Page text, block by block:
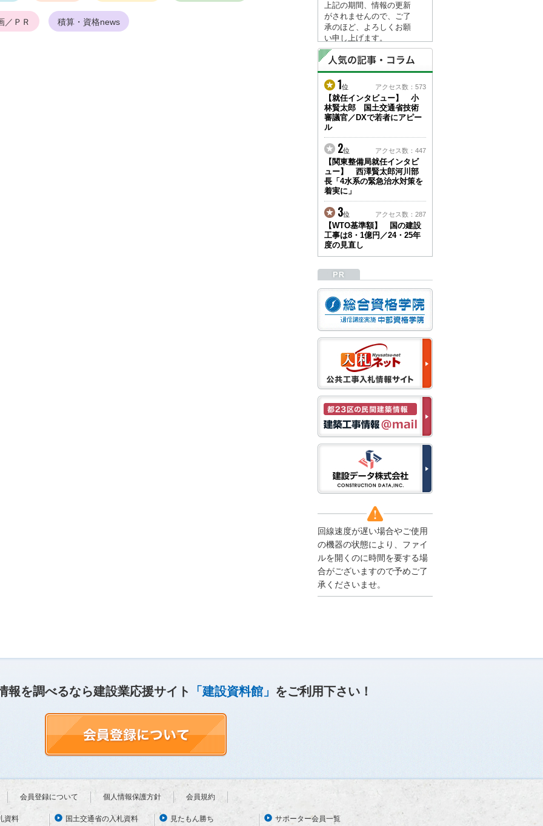
／ＰＲ 積算・資格news
上記の期間、情報の更新
がされませんので、ご了
承のほど、よろしくお願
い申し上げます。
なお、情報は８月１７日
(月)より登録されます。
2026/04/23
●ゴールデンウィークに
伴う情報更新停止のお知
らせ(05/02～05/10)●
ユーザー各位
建設資料館をご利用いた
だき、誠に有難うござい
ます。
下記の期間につきまし
て、弊社休業のため情報
更新を停止させていただ
きます。
【期間】５月２日(土)～
５月１０日(日)
上記の期間、情報の更新
がされませんので、ご了
い申し上げます。
から通常通り運営いたし
ます。
2025/12/22
●年末年始に伴う情報更
新停止のお知らせ●
建設資料館をご利用いた
だき、誠に有難うござい
ます。
下記の期間につきまし
て、弊社休業のため情報
更新を停止させていただ
きます。
【期間】１２月２７日
(土)～１月４日(日)
上記の期間、情報の更新
がされませんので、ご了
承のほど、よろしくお願
なお、情報は１月５日
(月)より登録されます。
2025/08/04
●夏季休業に伴う情報更
新停止のお知らせ●
建設資料館をご利用いた
だき、誠に有難うござい
がされませんので、ご了
承のほど、よろしくお願
伴う情報更新停止のお知
らせ(04/26～04/29、05/0
ユーザー各位
1位 アクセス数：573
【就任インタビュー】 小
林賢太郎 国土交通省技術
審議官／DXで若者にアピー
ル
2位 アクセス数：447
【関東整備局就任インタビ
ュー】 西澤賢太郎河川部
長「4水系の緊急治水対策を
着実に」
3位 アクセス数：287
【WTO基準額】 国の建設
工事は8・1億円／24・25年
度の見直し
回線速度が遅い場合やご使用
の機器の状態により、ファイ
ルを開くのに時間を要する場
合がございますので予めご了
承くださいませ。
報を調べるなら建設業応援サイト 「建設資料館」 をご利用下さい！
会員登録について 個人情報保護方針 会員規約
資料 国土交通省の入札資料 見たもん勝ち サポーター会員一覧